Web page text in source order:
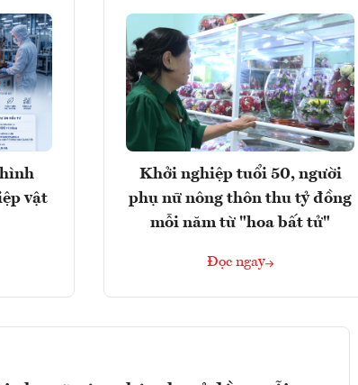
vật
Khởi nghiệp tuổi 50, người
phụ nữ nông thôn thu tỷ đồng
mỗi năm từ "hoa bất tử"
Đọc ngay